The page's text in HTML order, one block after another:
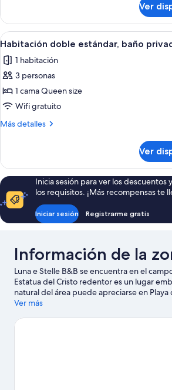
en
la
habitación
triple
estándar,
2
baño
en
habitación
Ver
Ver
todas
las
fotos
de
Habitación
doble
privado
Una
3
Habitación doble estándar, baño
1 habitación
3 personas
1 cama Queen size
Wifi gratuito
Más detalles
Más
doble
estándar,
baño
privado
Ver
Inicia sesión para ver los descuentos
los requisitos. ¡Más recompensas te
Iniciar sesión Registrarme gratis
Información de la
Luna e Stelle B&B se encuentra en el
Estatua del Cristo redentor es un lugar
natural del área puede apreciarse en
de Dino. Las actividades como buceo
adrenalina, puedes hacer escalada en roca,
Ver más